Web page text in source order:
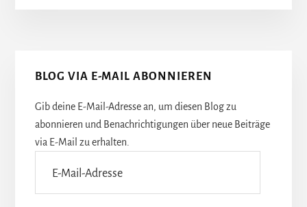
Seitenspalte
BLOG VIA E-MAIL ABONNIEREN
Gib deine E-Mail-Adresse an, um diesen Blog zu
abonnieren und Benachrichtigungen über neue Beiträge
via E-Mail zu erhalten.
Mail-
Adresse